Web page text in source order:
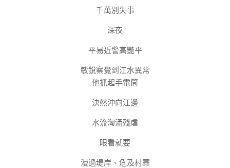
千萬別失事
深夜
平易近警高艷平
敏銳察覺到江水異常
他抓起手電筒
決然沖向江邊
水流洶涌殘虐
眼看就要
漫過堤岸、危及村寨